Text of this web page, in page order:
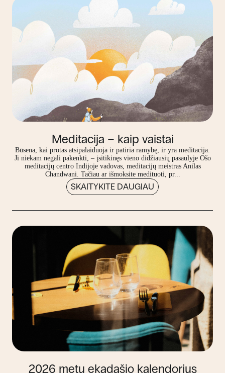
Meditacija – kaip vaistai
Būsena, kai protas atsipalaiduoja ir patiria ramybę, ir yra meditacija.
Ji niekam negali pakenkti, – įsitikinęs vieno didžiausių pasaulyje Ošo
meditacijų centro Indijoje vadovas, meditacijų meistras Anilas
Chandwani. Tačiau ar išmoksite medituoti, pr...
SKAITYKITE DAUGIAU
2026 metų ekadašio kalendorius